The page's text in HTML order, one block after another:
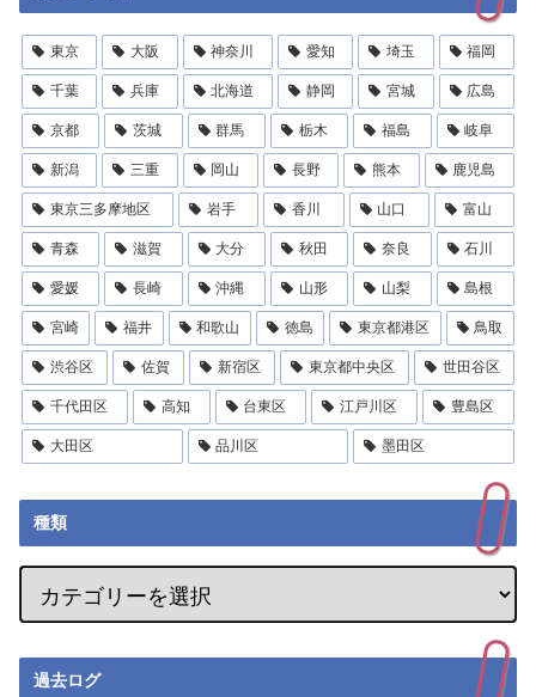
東京 大阪 神奈川 愛知 埼玉 福岡
千葉 兵庫 北海道 静岡 宮城 広島
京都 茨城 群馬 栃木 福島 岐阜
新潟 三重 岡山 長野 熊本 鹿児島
東京三多摩地区 岩手 香川 山口 富山
青森 滋賀 大分 秋田 奈良 石川
愛媛 長崎 沖縄 山形 山梨 島根
宮崎 福井 和歌山 徳島 東京都港区 鳥取
渋谷区 佐賀 新宿区 東京都中央区 世田谷区
千代田区 高知 台東区 江戸川区 豊島区
大田区 品川区 墨田区
種類
過去ログ